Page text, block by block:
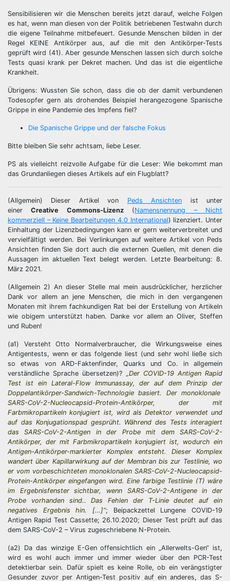
Sensibilisieren wir die Menschen bereits jetzt darauf, welche Folgen
es hat, wenn man diesen von der Politik betriebenen Testwahn durch
die eigene Teilnahme mitbefeuert. Gesunde Menschen bilden in der
Regel KEINE Antikörper aus, auf die mit den Antikörper-Tests
geprüft wird (41). Aber gesunde Menschen lassen sich durch solche
Tests quasi krank per Dekret machen. Und das ist die eigentliche
Krankheit.
Übrigens: Wussten Sie schon, dass die ob der damit verbundenen
Todesopfer gern als drohendes Beispiel herangezogene Spanische
Grippe in eine Pandemie des Impfens fiel?
Die Spanische Grippe und der falsche Fokus
Bitte bleiben Sie sehr achtsam, liebe Leser.
PS als vielleicht reizvolle Aufgabe für die Leser: Wie bekommt man
das Grundanliegen dieses Artikels auf ein Flugblatt?
(Allgemein) Dieser Artikel von Peds Ansichten ist unter
einerCreative Commons-Lizenz(Namensnennung – Nicht
kommerziell – Keine Bearbeitungen 4.0 International) lizenziert. Unter
Einhaltung der Lizenzbedingungen kann er gern weiterverbreitet und
vervielfältigt werden. Bei Verlinkungen auf weitere Artikel von Peds
Ansichten finden Sie dort auch die externen Quellen, mit denen die
Aussagen im aktuellen Text belegt werden. Letzte Bearbeitung: 8.
März 2021.
(Allgemein 2) An dieser Stelle mal mein ausdrücklicher, herzlicher
Dank vor allem an jene Menschen, die mich in den vergangenen
Monaten mit ihrem fachkundigen Rat bei der Erstellung von Artikeln
wie obigem unterstützt haben. Danke vor allem an Oliver, Steffen
und Ruben!
(a1) Versteht Otto Normalverbraucher, die Wirkungsweise eines
Antigentests, wenn er das folgende liest (und sehr wohl ließe sich
so etwas von ARD-Faktenfinder, Quarks und Co. in allgemein
verständliche Sprache übersetzen)? „Der COVID-19 Antigen Rapid
Test ist ein Lateral-Flow Immunassay, der auf dem Prinzip der
Doppelantikörper-Sandwich-Technologie basiert. Der monoklonale
SARS-CoV-2-Nucleocapsid-Protein-Antikörper, der mit
Farbmikropartikeln konjugiert ist, wird als Detektor verwendet und
auf das Konjugationspad gesprüht. Während des Tests interagiert
das SARS-CoV-2-Antigen in der Probe mit dem SARS-CoV-2-
Antikörper, der mit Farbmikropartikeln konjugiert ist, wodurch ein
Antigen-Antikörper-markierter Komplex entsteht. Dieser Komplex
wandert über Kapillarwirkung auf der Membran bis zur Testlinie, wo
er vom vorbeschichteten monoklonalen SARS-CoV-2-Nucleocapsid-
Protein-Antikörper eingefangen wird. Eine farbige Testlinie (T) wäre
im Ergebnisfenster sichtbar, wenn SARS-CoV-2-Antigene in der
Probe vorhanden sind.. Das Fehlen der T-Linie deutet auf ein
negatives Ergebnis hin. […]“; Beipackzettel Lungene COVID-19
Antigen Rapid Test Cassette; 26.10.2020; Dieser Test prüft auf das
dem SARS-CoV-2 – Virus zugeschriebene N-Protein.
(a2) Da das winzige E-Gen offensichtlich ein „Allerwelts-Gen“ ist,
wird es wohl auch immer und immer wieder über den PCR-Test
detektierbar sein. Dafür spielt es keine Rolle, ob ein verängstigter
Gesunder zuvor per Antigen-Test positiv auf ein anderes, das S-